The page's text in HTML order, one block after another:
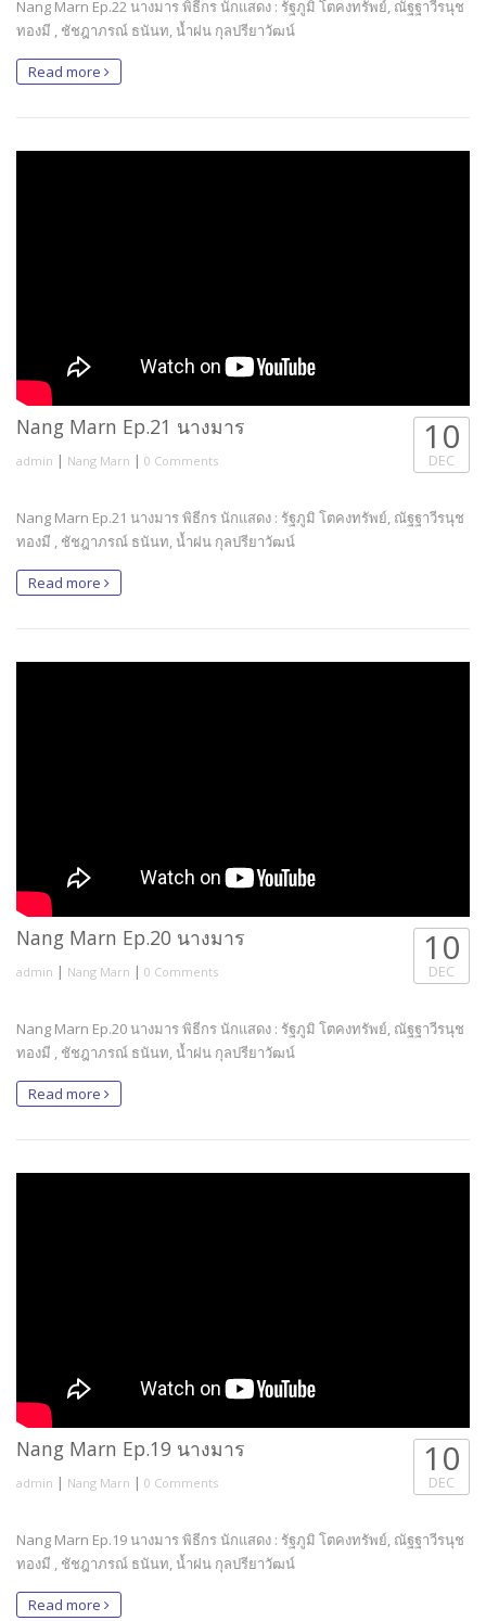
Nang Marn Ep.22 นางมาร พิธีกร นักแสดง : รัฐภูมิ โตคงทรัพย์, ณัฐฐาวีรนุช
ทองมี , ชัชฎาภรณ์ ธนันท, น้ำฝน กุลปรียาวัฒน์
Read more
Nang Marn Ep.21 นางมาร
admin | Nang Marn | 0 Comments
10
DEC
Nang Marn Ep.21 นางมาร พิธีกร นักแสดง : รัฐภูมิ โตคงทรัพย์, ณัฐฐาวีรนุช
ทองมี , ชัชฎาภรณ์ ธนันท, น้ำฝน กุลปรียาวัฒน์
Read more
Nang Marn Ep.20 นางมาร
admin | Nang Marn | 0 Comments
10
DEC
Nang Marn Ep.20 นางมาร พิธีกร นักแสดง : รัฐภูมิ โตคงทรัพย์, ณัฐฐาวีรนุช
ทองมี , ชัชฎาภรณ์ ธนันท, น้ำฝน กุลปรียาวัฒน์
Read more
Nang Marn Ep.19 นางมาร
admin | Nang Marn | 0 Comments
10
DEC
Nang Marn Ep.19 นางมาร พิธีกร นักแสดง : รัฐภูมิ โตคงทรัพย์, ณัฐฐาวีรนุช
ทองมี , ชัชฎาภรณ์ ธนันท, น้ำฝน กุลปรียาวัฒน์
Read more